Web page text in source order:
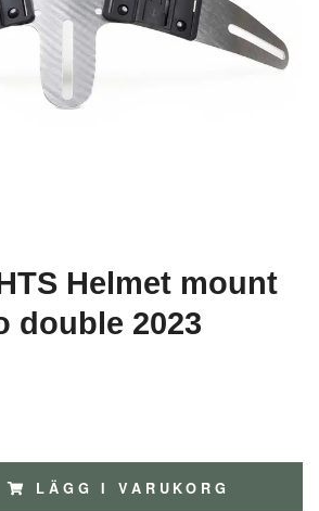
Helmet mount
double 2023
LÄGG I VARUKORG